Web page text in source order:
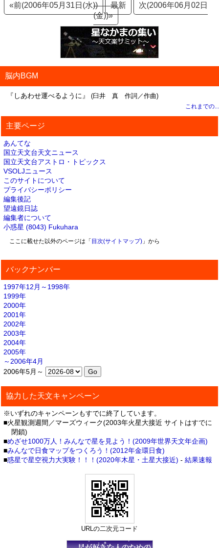
«前(2006年05月31日(水)) 最新
次(2006年06月02日
(金))»
脳内BGM
『しあわせ運べるように』 (臼井 真 作詞／作曲)
これまでの...
主要ページ
あんてな
国立天文台天文ニュース
国立天文台アストロ・トピックス
VSOLJニュース
このサイトについて
プライバシーポリシー
編集後記
望遠鏡日誌
編集者について
小惑星 (8043) Fukuhara
ここに載せた以外のページは「 目次(サイトマップ)」から
バックナンバー
1997年12月～1998年
1999年
2000年
2001年
2002年
2003年
2004年
2005年
～2006年4月
2006年5月～
協力した天文キャンペーン
※いずれのキャンペーンもすでに終了しています。
■火星観測週間／マーズウィーク(2003年火星大接近 サイトはすでに
閉鎖)
■めざせ1000万人！みんなで星を見よう！(2009年世界天文年企画)
■みんなで日食マップをつくろう！(2012年金環日食)
■惑星で星空視力大実験！！！(2020年木星・土星大接近) - 結果速報
URLの二次元コード